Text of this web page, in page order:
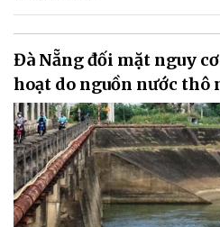
Đà Nẵng đối mặt nguy
hoạt do nguồn nước thô